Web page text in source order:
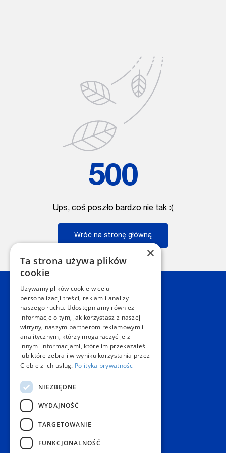
500
Ups, coś poszło bardzo nie tak :(
Wróć na stronę główną
Kontakt
Dział Obsługi Klienta Warszawa
Czynne: NON-STOP
Telefon:+48 22 628 62 52
E-mail: kontakt@copygeneral.pl
Punkty
Aleje Jerozolimskie 93
02-001 Warszawa
Czynne:
Pon. - Sob.: 08:00 - 20:00
Niedz.: nieczynne
Popularne produkty
×
Ta strona używa plików
cookie
Używamy plików cookie w celu
personalizacji treści, reklam i analizy
naszego ruchu. Udostępniamy również
informacje o tym, jak korzystasz z naszej
witryny, naszym partnerom reklamowym i
analitycznym, którzy mogą łączyć je z
innymi informacjami, które im przekazałeś
lub które zebrali w wyniku korzystania przez
Ciebie z ich usług. Polityka prywatności
NIEZBĘDNE
WYDAJNOŚĆ
TARGETOWANIE
FUNKCJONALNOŚĆ